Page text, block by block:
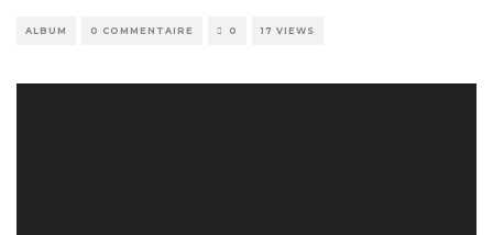
ALBUM 0 COMMENTAIRE 0 17 VIEWS